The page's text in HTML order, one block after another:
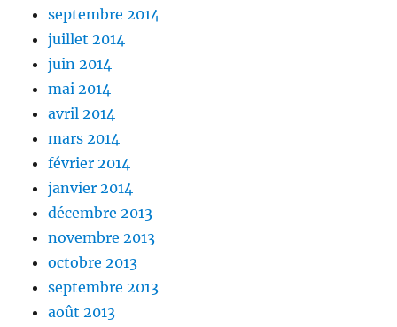
septembre 2014
juillet 2014
juin 2014
mai 2014
avril 2014
mars 2014
février 2014
janvier 2014
décembre 2013
novembre 2013
octobre 2013
septembre 2013
août 2013